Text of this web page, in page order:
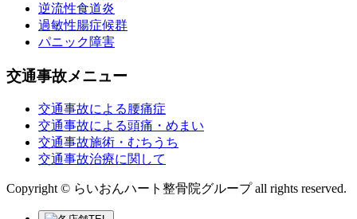
逆流性食道炎
過敏性腸症候群
パニック障害
交通事故メニュー
交通事故による腰痛症
交通事故による頭痛・めまい
交通事故施術・むちうち
交通事故治療に関して
Copyright © らいおんハート整骨院グループ all rights reserved.